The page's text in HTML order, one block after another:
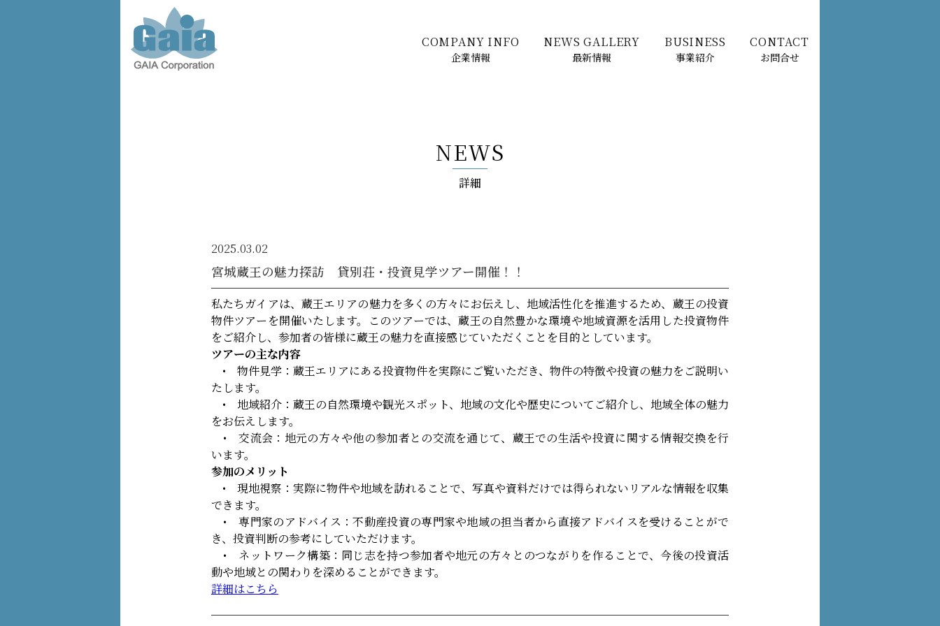
COMPANY INFO
企業情報
NEWS GALLERY
最新情報
BUSINESS
事業紹介
CONTACT
お問合せ
NEWS
詳細
2025.03.02
宮城蔵王の魅力探訪 貸別荘・投資見学ツアー開催！！
私たちガイアは、蔵王エリアの魅力を多くの方々にお伝えし、地域活性化を推進するため、蔵王の投資
物件ツアーを開催いたします。このツアーでは、蔵王の自然豊かな環境や地域資源を活用した投資物件
をご紹介し、参加者の皆様に蔵王の魅力を直接感じていただくことを目的としています。
ツアーの主な内容
• 物件見学：蔵王エリアにある投資物件を実際にご覧いただき、物件の特徴や投資の魅力をご説明い
たします。
• 地域紹介：蔵王の自然環境や観光スポット、地域の文化や歴史についてご紹介し、地域全体の魅力
をお伝えします。
• 交流会：地元の方々や他の参加者との交流を通じて、蔵王での生活や投資に関する情報交換を行
います。
参加のメリット
• 現地視察：実際に物件や地域を訪れることで、写真や資料だけでは得られないリアルな情報を収集
できます。
• 専門家のアドバイス：不動産投資の専門家や地域の担当者から直接アドバイスを受けることがで
き、投資判断の参考にしていただけます。
• ネットワーク構築：同じ志を持つ参加者や地元の方々とのつながりを作ることで、今後の投資活
動や地域との関わりを深めることができます。
詳細はこちら